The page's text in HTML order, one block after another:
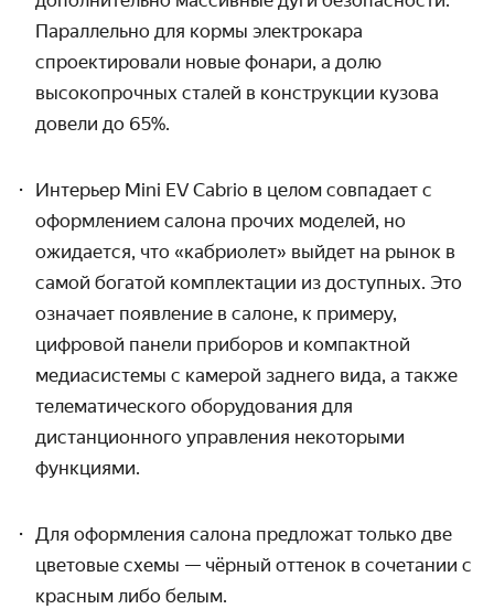
Параллельно для кормы электрокара
спроектировали новые фонари, а долю
высокопрочных сталей в конструкции кузова
довели до 65%.
Интерьер Mini EV Cabrio в целом совпадает с
оформлением салона прочих моделей, но
ожидается, что «кабриолет» выйдет на рынок в
самой богатой комплектации из доступных. Это
означает появление в салоне, к примеру,
цифровой панели приборов и компактной
медиасистемы с камерой заднего вида, а также
телематического оборудования для
дистанционного управления некоторыми
функциями.
Для оформления салона предложат только две
цветовые схемы — чёрный оттенок в сочетании с
красным либо белым.